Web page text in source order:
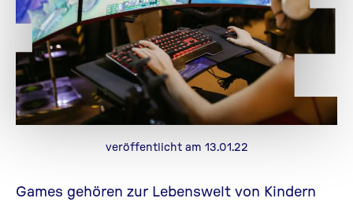
veröffentlicht am 13.01.22
Games gehören zur Lebenswelt von Kindern